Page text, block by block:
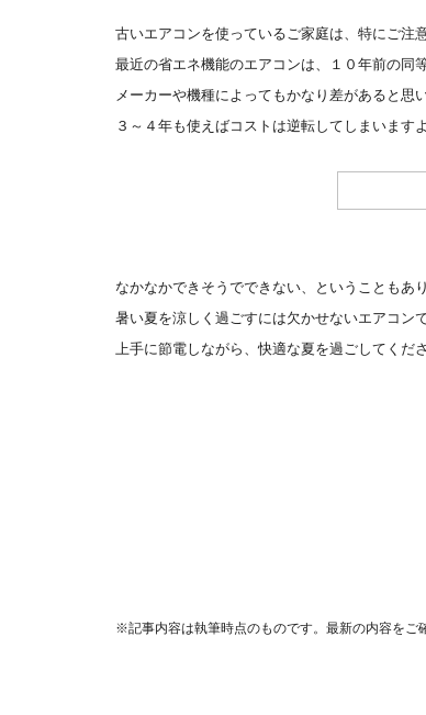
古いエアコンを使っているご家庭は、特にご注
最近の省エネ機能のエアコンは、１０年前の同
メーカーや機種によってもかなり差があると思
３～４年も使えばコストは逆転してしまいますよ
なかなかできそうでできない、ということもあ
暑い夏を涼しく過ごすには欠かせないエアコン
上手に節電しながら、快適な夏を過ごしてくだ
※記事内容は執筆時点のものです。最新の内容をご